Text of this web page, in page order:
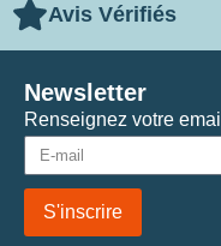
Avis Vérifiés
Renseignez votre email
S'inscrire
Newsletter